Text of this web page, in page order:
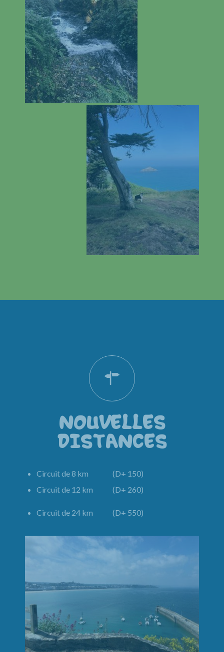
NOUVELLES
DISTANCES
Circuit de 8 km (D+ 150)
Circuit de 12 km (D+ 260)
Circuit de 24 km (D+ 550)